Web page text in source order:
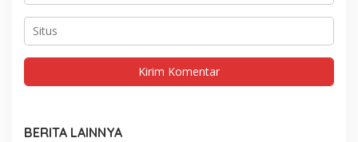
BERITA LAINNYA